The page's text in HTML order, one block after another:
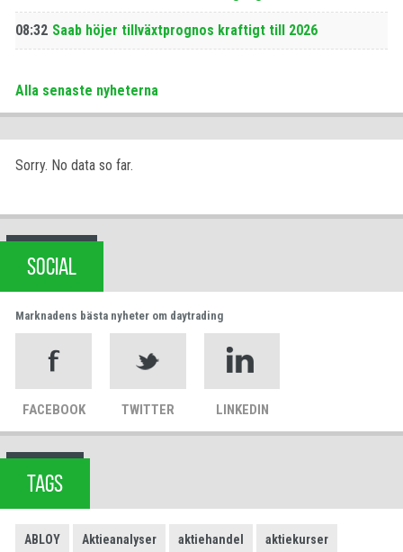
08:32 Saab höjer tillväxtprognos kraftigt till 2026
Alla senaste nyheterna
Sorry. No data so far.
SOCIAL
Marknadens bästa nyheter om daytrading
FACEBOOK TWITTER LINKEDIN
TAGS
ABLOY Aktieanalyser aktiehandel aktiekurser